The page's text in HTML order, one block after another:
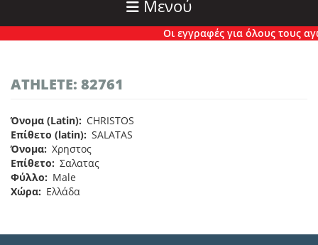
Μενού
Οι εγγραφές για όλους τους
ATHLETE: 82761
Όνομα (Latin)
CHRISTOS
Επίθετο (latin) SALATAS
Όνομα Χρηστος
Επίθετο
Σαλατας
Φύλλο
Male
Χώρα
Ελλάδα